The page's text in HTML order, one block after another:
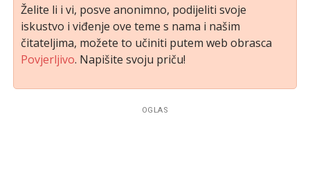
Želite li i vi, posve anonimno, podijeliti svoje
iskustvo i viđenje ove teme s nama i našim
čitateljima, možete to učiniti putem web obrasca
Povjerljivo. Napišite svoju priču!
OGLAS